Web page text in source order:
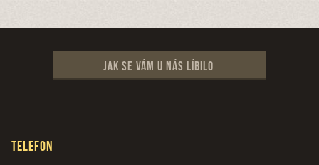
Jak se vám u nás líbilo
Telefon